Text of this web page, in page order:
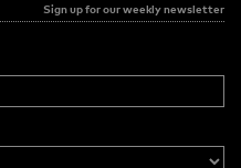
Sign up for our weekly newsletter